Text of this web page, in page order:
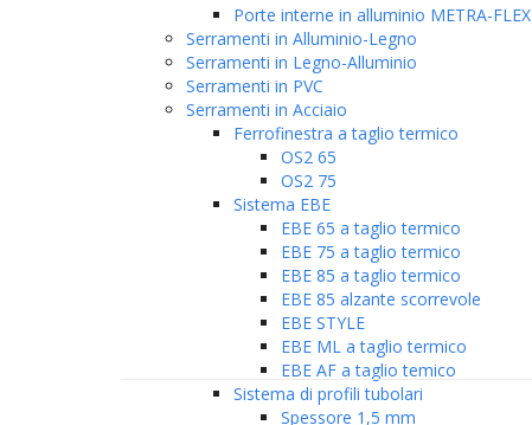
Porte interne in alluminio METRA-FLEX
Serramenti in Alluminio-Legno
Serramenti in Legno-Alluminio
Serramenti in PVC
Serramenti in Acciaio
Ferrofinestra a taglio termico
OS2 65
OS2 75
Sistema EBE
EBE 65 a taglio termico
EBE 75 a taglio termico
EBE 85 a taglio termico
EBE 85 alzante scorrevole
EBE STYLE
EBE ML a taglio termico
EBE AF a taglio temico
Sistema di profili tubolari
Spessore 1,5 mm